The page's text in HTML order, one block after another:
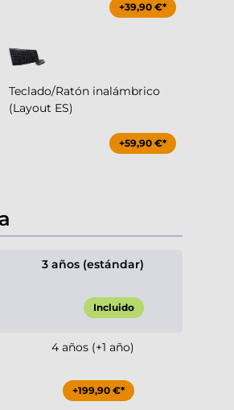
+39,90 €*
Teclado/Ratón inalámbrico
(Layout ES)
+59,90 €*
3 años (estándar)
Incluido
4 años (+1 año)
+199,90 €*